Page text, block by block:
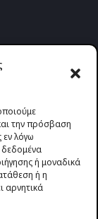
την πρόσβαση
λόγω
δεδομένα
ή μοναδικά
ή η
αρνητικά